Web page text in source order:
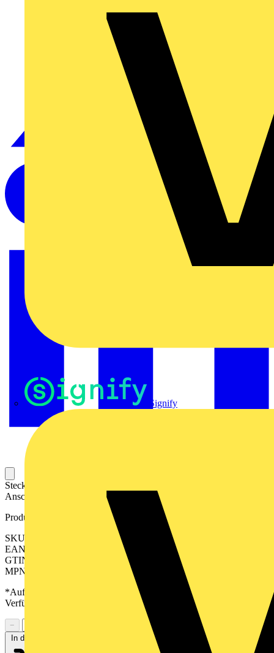
Signify
Steckbarer Leiterplatten-Anschluss mit innovatiever
Anschlusstechnologie für eine sichere und intuitive Handhabung.
Produktkennzeichen
SKU: 2529910000
EAN: 04050118540116
GTIN: 04050118540116
MPN: SV-SMT 7.62HP/02/90MSF2 SC/8 2.6SN BX
*Auf Anfrage verfügbar - bitte in den Warenkorb legen, um
Verfügbarkeit zu prüfen
−
In den Warenkorb